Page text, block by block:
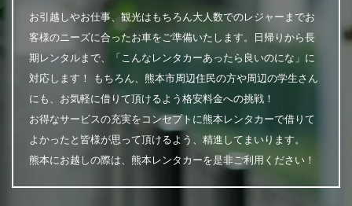
お引越しやお仕事、観光はもちろん大人数でのレジャーまでお
客様のニーズに合ったお車をご準備いたします。日帰りから長
期レンタルまで、「こんなレンタカーあったら良いのにな」に
対応します！ もちろん、熊本市周辺住民の方や周辺の学生さん
にも、お気軽に借りて頂けるよう格安料金への挑戦！
お得なサービスの充実をコンセプトに熊本レンタカーで借りて
よかったと皆様が思って頂けるよう、精進してまいります。
熊本にお越しの際は、熊本レンタカーを是非ご利用ください！